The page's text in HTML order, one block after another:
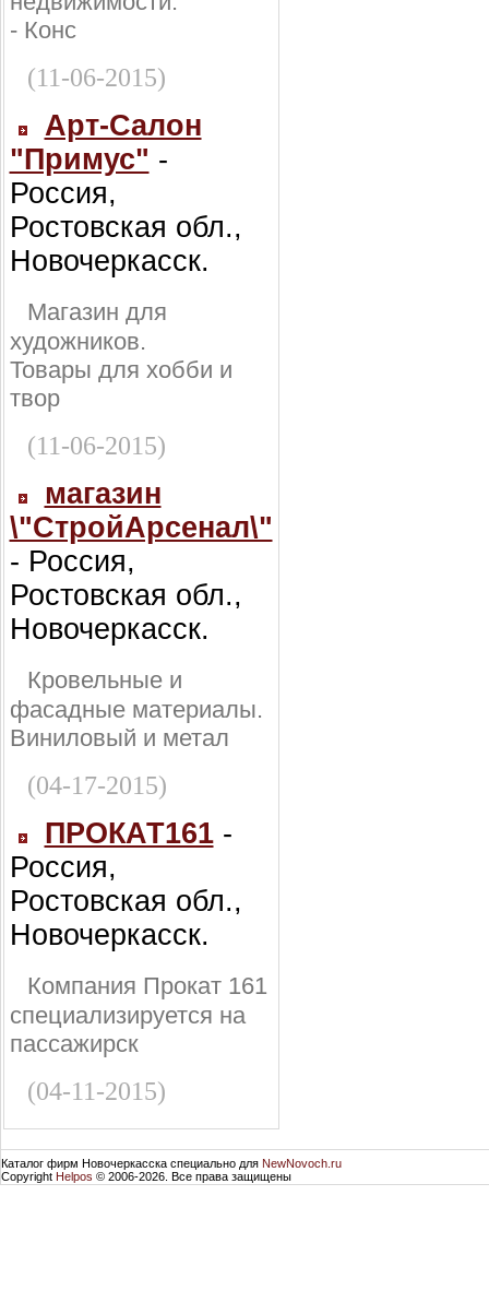
- Конс
(11-06-2015)
Арт-Салон
"Примус" -
Россия,
Ростовская обл.,
Новочеркасск.
Магазин для
художников.
Товары для хобби и
твор
(11-06-2015)
магазин
\"СтройАрсенал\"
- Россия,
Ростовская обл.,
Новочеркасск.
Кровельные и
фасадные материалы.
Виниловый и метал
(04-17-2015)
ПРОКАТ161-
Россия,
Ростовская обл.,
Новочеркасск.
Компания Прокат 161
специализируется на
пассажирск
(04-11-2015)
Каталог фирм Новочеркасска специально для NewNovoch.ru
Copyright Helpos © 2006-2026. Все права защищены